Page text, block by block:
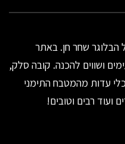
שחר חן. באתר
ושווים להכנה. קובה סלק,
עדות מהמטבח התימני
ועוד רבים וטובים!